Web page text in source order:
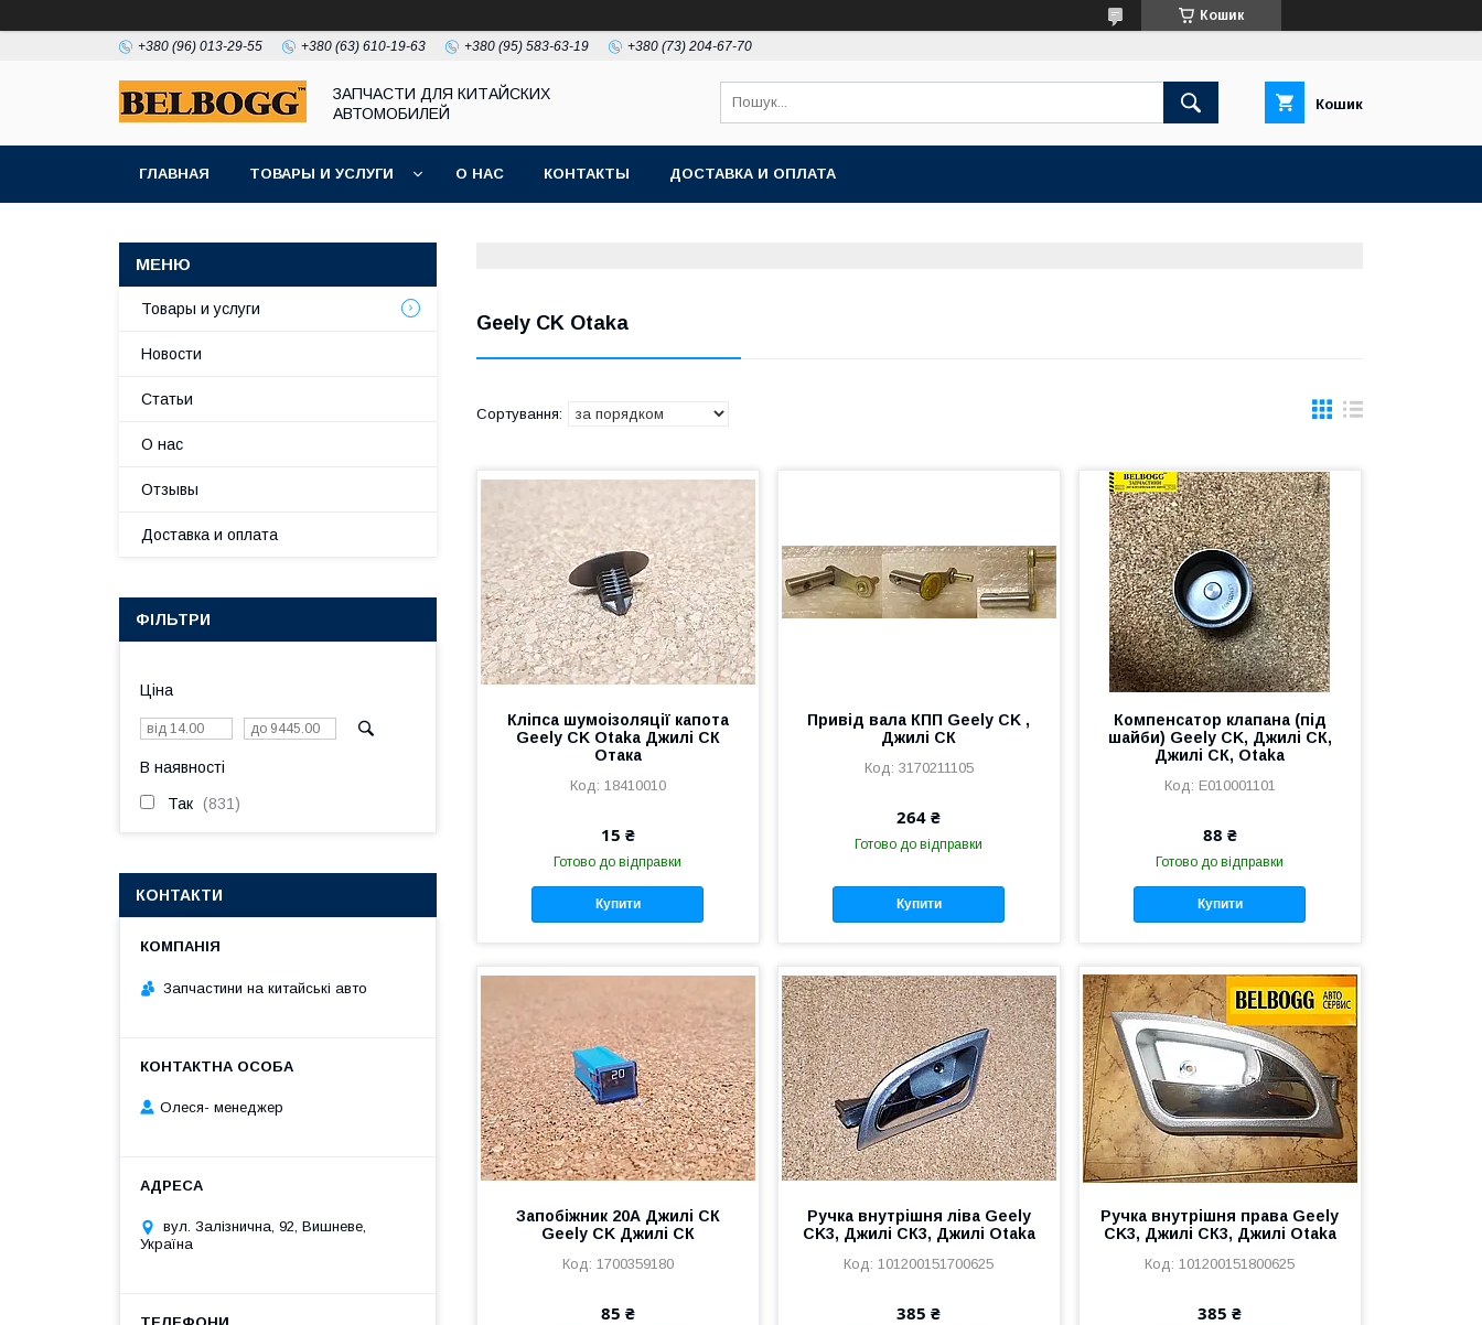
Кошик
+380 (96) 013-29-55 +380 (63) 610-19-63 +380 (95) 583-63-19 +380 (73) 204-67-70
ЗАПЧАСТИ ДЛЯ КИТАЙСКИХ
АВТОМОБИЛЕЙ
Кошик
ГЛАВНАЯ ТОВАРЫ И УСЛУГИ О НАС КОНТАКТЫ ДОСТАВКА И ОПЛАТА
Geely CK Otaka
Кліпса шумоізоляції капота
Geely CK Otaka Джилі СК
Отака
18410010
15 ₴
Готово до відправки
Купити
Привід вала КПП Geely CK ,
Джилі СК
3170211105
264 ₴
Готово до відправки
Купити
Компенсатор клапана (під
шайби) Geely CK, Джилі СК,
Джилі СК, Otaka
E010001101
88 ₴
Готово до відправки
Купити
Запобіжник 20А Джилі СК
Geely CK Джилі СК
1700359180
85 ₴
Ручка внутрішня ліва Geely
CK3, Джилі СК3, Джилі Otaka
101200151700625
385 ₴
Ручка внутрішня права Geely
CK3, Джилі СК3, Джилі Otaka
101200151800625
385 ₴
Товары и услуги
Новости
Статьи
О нас
Отзывы
Доставка и оплата
ФІЛЬТРИ
Ціна
В наявності
Так 831
КОНТАКТИ
Запчастини на китайські авто
Олеся- менеджер
вул. Залізнична, 92, Вишневе,
Україна